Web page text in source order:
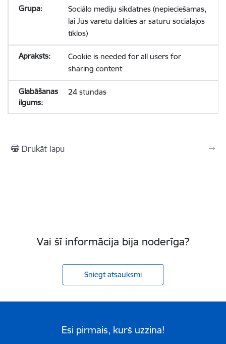
Sociālo mediju sīkdatnes (nepieciešamas,
lai Jūs varētu dalīties ar saturu sociālajos
tīklos)
Cookie is needed for all users for
sharing content
24 stundas
Drukāt lapu
Vai šī informācija bija noderīga?
Sniegt atsauksmi
Esi pirmais, kurš uzzina!